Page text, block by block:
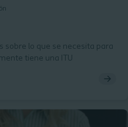
sobre lo que se necesita para
tiene una ITU